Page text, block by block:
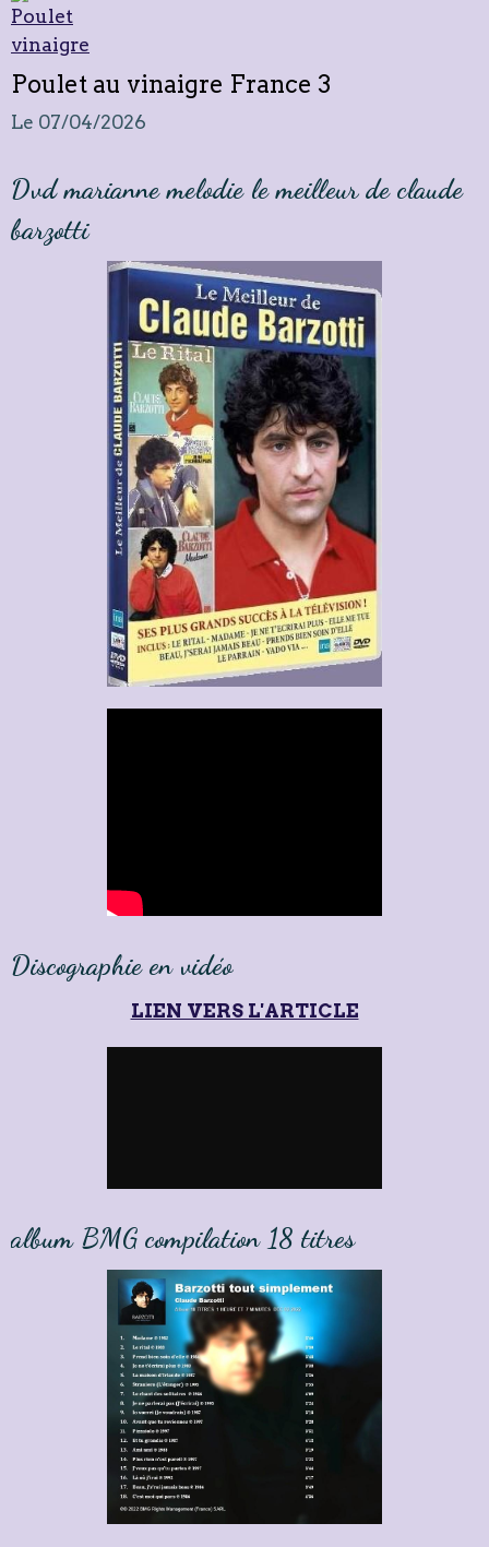
Poulet au vinaigre France 3
Le 07/04/2026
Dvd marianne melodie le meilleur de claude
barzotti
Discographie en vidéo
LIEN VERS L'ARTICLE
album BMG compilation 18 titres